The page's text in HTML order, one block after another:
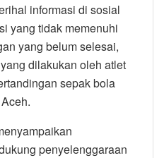
informasi di sosial
yang tidak memenuhi
yang belum selesai,
dilakukan oleh atlet
sepak bola
penyelenggaraan